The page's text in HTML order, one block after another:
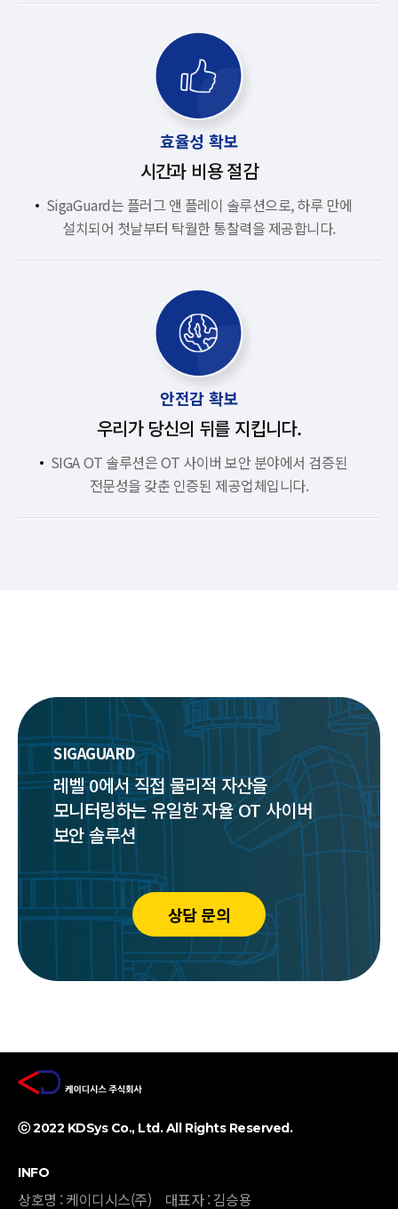
효율성 확보
시간과 비용 절감
SigaGuard는 플러그 앤 플레이 솔루션으로, 하루 만에
설치되어 첫날부터 탁월한 통찰력을 제공합니다.
안전감 확보
우리가 당신의 뒤를 지킵니다.
SIGA OT 솔루션은 OT 사이버 보안 분야에서 검증된
전문성을 갖춘 인증된 제공업체입니다.
SIGAGUARD
레벨 0에서 직접 물리적 자산을
모니터링하는 유일한 자율 OT 사이버
보안 솔루션
상담 문의
ⓒ 2022 KDSys Co., Ltd. All Rights Reserved. ​
INFO
상호명 : 케이디시스(주) 대표자 : 김승용